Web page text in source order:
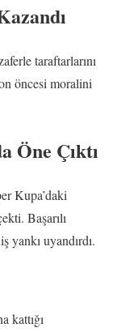
taraftarlarını
öncesi moralini
Öne Çıktı
Kupa’daki
Başarılı
yankı uyandırdı.
kattığı